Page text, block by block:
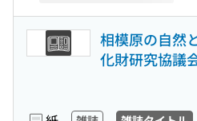
相模原の自然
化財研究協議